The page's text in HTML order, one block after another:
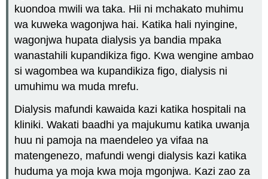
kuondoa mwili wa taka. Hii ni mchakato muhimu
wa kuweka wagonjwa hai. Katika hali nyingine,
wagonjwa hupata dialysis ya bandia mpaka
wanastahili kupandikiza figo. Kwa wengine ambao
si wagombea wa kupandikiza figo, dialysis ni
umuhimu wa muda mrefu.
Dialysis mafundi kawaida kazi katika hospitali na
kliniki. Wakati baadhi ya majukumu katika uwanja
huu ni pamoja na maendeleo ya vifaa na
matengenezo, mafundi wengi dialysis kazi katika
huduma ya moja kwa moja mgonjwa. Kazi zao za